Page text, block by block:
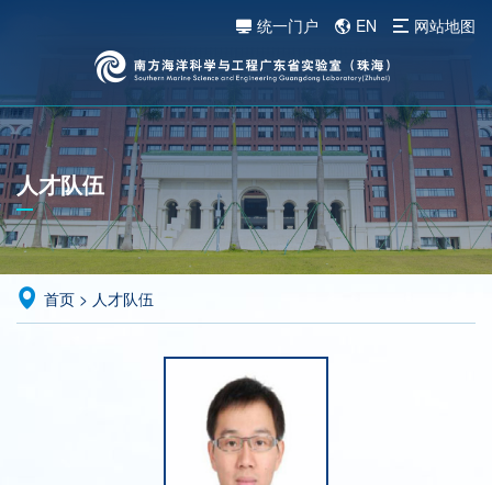
统一门户 EN 网站地图
人才队伍
首页 > 人才队伍